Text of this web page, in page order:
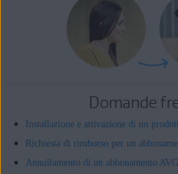
Domande
Installazione e attivazione di un
Richiesta di rimborso per un
Annullamento di un abbonamento